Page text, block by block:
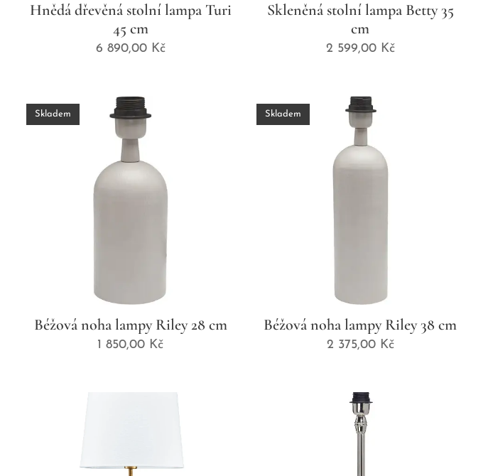
Hnědá dřevěná stolní lampa Turi
45 cm
6 890,00Kč
Skleněná stolní lampa Betty 35
cm
2 599,00Kč
Béžová noha lampy Riley 28 cm
Skladem
1 850,00 Kč
Béžová noha lampy Riley 38 cm
Skladem
2 375,00Kč